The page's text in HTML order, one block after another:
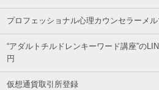
プロフェッショナル心理カウンセラーメ
“アダルトチルドレンキーワード講座”の
円
仮想通貨取引所登録